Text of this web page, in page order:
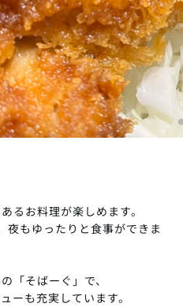
るお料理が楽しめます。
夜もゆったりと食事ができま
「そばーぐ」で、
ーも充実しています。